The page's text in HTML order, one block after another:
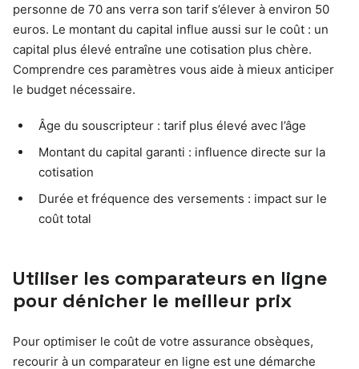
personne de 70 ans verra son tarif s’élever à environ 50
euros. Le montant du capital influe aussi sur le coût : un
capital plus élevé entraîne une cotisation plus chère.
Comprendre ces paramètres vous aide à mieux anticiper
le budget nécessaire.
Âge du souscripteur : tarif plus élevé avec l’âge
Montant du capital garanti : influence directe sur la
cotisation
Durée et fréquence des versements : impact sur le
coût total
Utiliser les comparateurs en ligne
pour dénicher le meilleur prix
Pour optimiser le coût de votre assurance obsèques,
recourir à un comparateur en ligne est une démarche